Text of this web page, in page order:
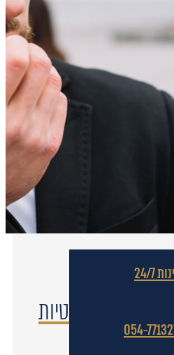
– שאלות משפטיות
24/7
054-